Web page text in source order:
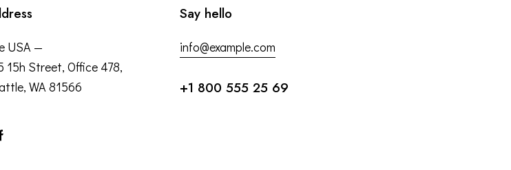
USA —
15h Street, Office 478,
WA 81566
Say hello
info@example.com
+1 800 555 25 69